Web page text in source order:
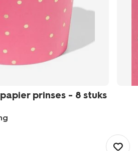
prinses - 8 stuks
bakjes/bakjes-